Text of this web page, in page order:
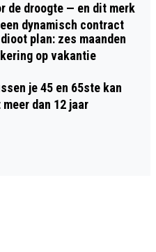
de droogte — en dit merk
dynamisch contract
plan: zes maanden
op vakantie
je 45 en 65ste kan
dan 12 jaar